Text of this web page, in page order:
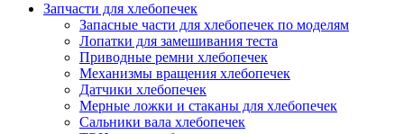
Запчасти для хлебопечек
Запасные части для хлебопечек по моделям
Лопатки для замешивания теста
Приводные ремни хлебопечек
Механизмы вращения хлебопечек
Датчики хлебопечек
Мерные ложки и стаканы для хлебопечек
Сальники вала хлебопечек